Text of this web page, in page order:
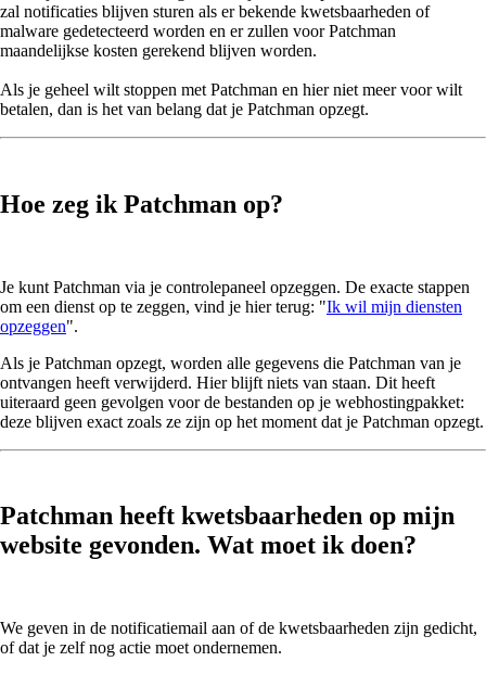
zal notificaties blijven sturen als er bekende kwetsbaarheden of
malware gedetecteerd worden en er zullen voor Patchman
maandelijkse kosten gerekend blijven worden.
Als je geheel wilt stoppen met Patchman en hier niet meer voor wilt
betalen, dan is het van belang dat je Patchman opzegt.
Hoe zeg ik Patchman op?
Je kunt Patchman via je controlepaneel opzeggen. De exacte stappen
om een dienst op te zeggen, vind je hier terug: "Ik wil mijn diensten
opzeggen".
Als je Patchman opzegt, worden alle gegevens die Patchman van je
ontvangen heeft verwijderd. Hier blijft niets van staan. Dit heeft
uiteraard geen gevolgen voor de bestanden op je webhostingpakket:
deze blijven exact zoals ze zijn op het moment dat je Patchman opzegt.
Patchman heeft kwetsbaarheden op mijn
website gevonden. Wat moet ik doen?
We geven in de notificatiemail aan of de kwetsbaarheden zijn gedicht,
of dat je zelf nog actie moet ondernemen.